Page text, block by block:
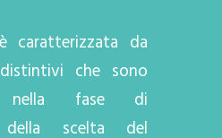
è caratterizzata da
che sono
nella fase di
della scelta del